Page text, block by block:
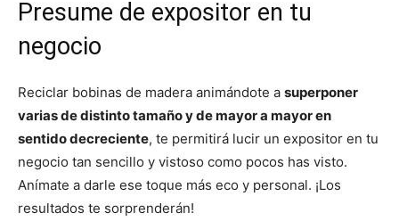
Presume de expositor en tu
negocio
Reciclar bobinas de madera animándote a superponer
varias de distinto tamaño y de mayor a mayor en
sentido decreciente, te permitirá lucir un expositor en tu
negocio tan sencillo y vistoso como pocos has visto.
Anímate a darle ese toque más eco y personal. ¡Los
resultados te sorprenderán!